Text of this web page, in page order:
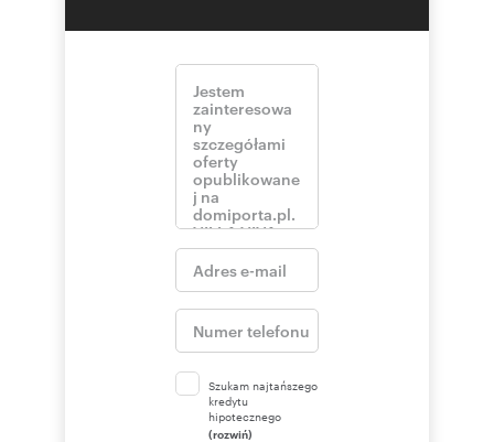
Szukam najtańszego
kredytu
hipotecznego
(rozwiń)